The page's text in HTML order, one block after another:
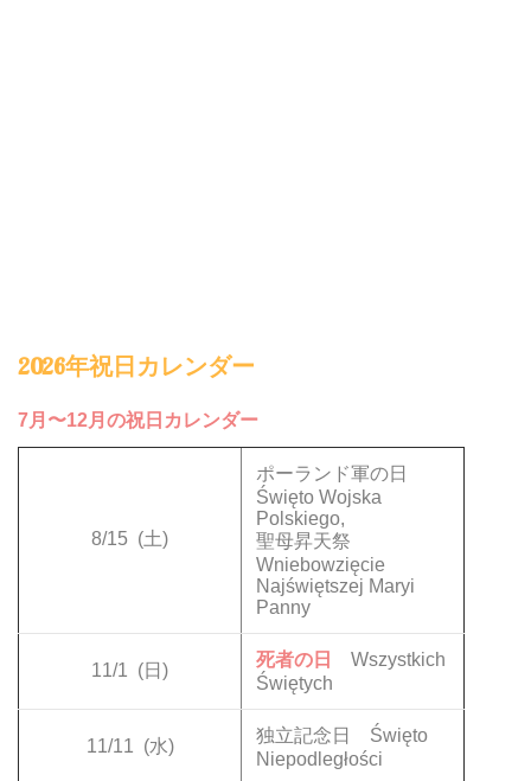
2026年祝日カレンダー
7月〜12月の祝日カレンダー
8/15 (土)
ポーランド軍の日
Święto Wojska
Polskiego,
聖母昇天祭
Wniebowzięcie
Najświętszej Maryi
Panny
11/1 (日)
死者の日
Wszystkich
Świętych
11/11 (水)
独立記念日 Święto
Niepodległości